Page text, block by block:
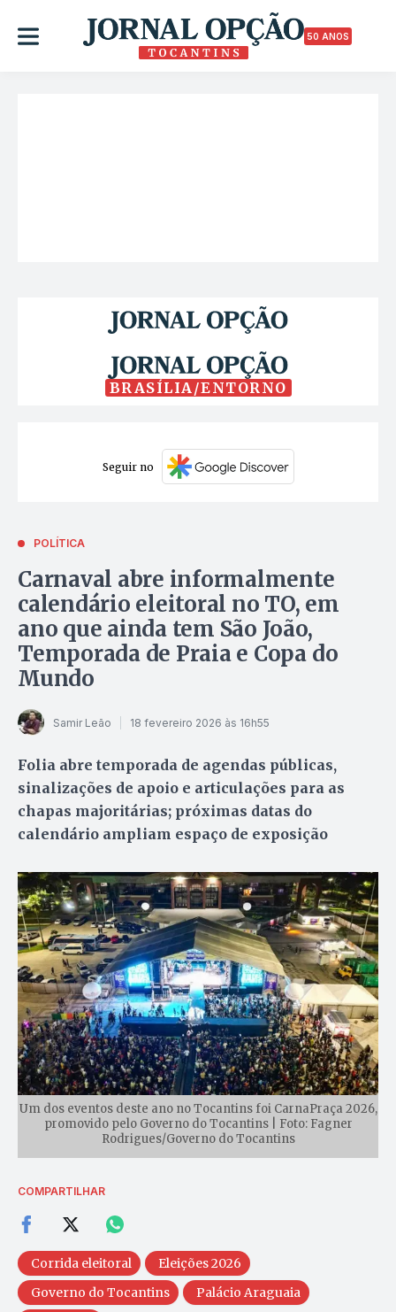
50 ANOS
BRASÍLIA/ENTORNO
Seguir no
POLÍTICA
Carnaval abre informalmente
calendário eleitoral no TO, em
ano que ainda tem São João,
Temporada de Praia e Copa do
Mundo
Samir Leão 18 fevereiro 2026 às 16h55
Folia abre temporada de agendas públicas,
sinalizações de apoio e articulações para as
chapas majoritárias; próximas datas do
calendário ampliam espaço de exposição
Um dos eventos deste ano no Tocantins foi CarnaPraça 2026,
promovido pelo Governo do Tocantins | Foto: Fagner
Rodrigues/Governo do Tocantins
COMPARTILHAR
Corrida eleitoral
Eleições 2026
Governo do Tocantins
Palácio Araguaia